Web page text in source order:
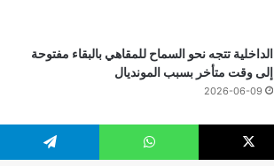
الداخلية تتجه نحو السماح للمقاهي بالبقاء مفتوحة
إلى وقت متأخر بسبب المونديال
2026-06-09
واتساب تيلقرام